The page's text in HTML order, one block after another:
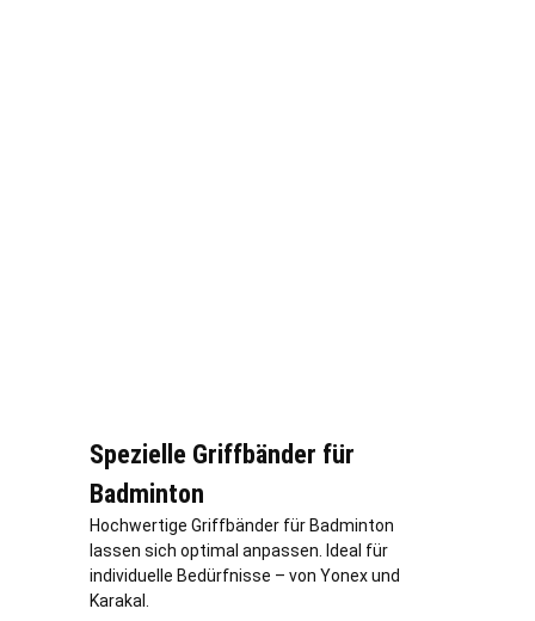
Spezielle Griffbänder für
Badminton
Hochwertige Griffbänder für Badminton
lassen sich optimal anpassen. Ideal für
individuelle Bedürfnisse – von Yonex und
Karakal.